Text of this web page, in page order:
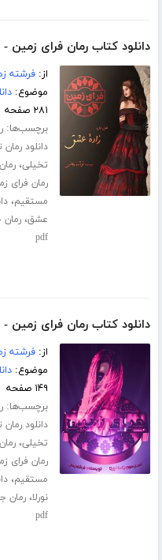
دانلود کتاب رمان فرای
از:فرشته
موضوع:
۲۸۱ صفحه
برچسب‌ها:
دانلود
تخیلی،
رمان فرای
مستقیم،
عشق،
pdf
دانلود کتاب رمان فرای زمین
از:فرشته
موضوع:
۱۴۹ صفحه
برچسب‌ها:
دانلود
تخیلی،
رمان فرای
مستقیم،
نورلا،رمان
pdf